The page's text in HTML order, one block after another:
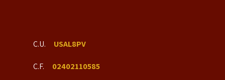
C.U. USAL8PV
C.F. 02402110585